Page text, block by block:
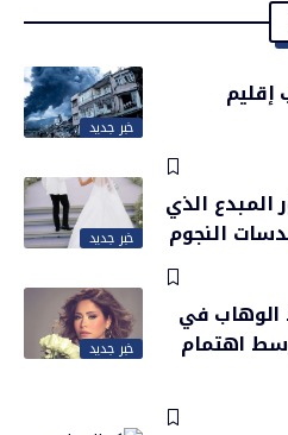
خبر جديد
إقليم
خبر جديد
المبدع الذي
النجوم
خبر جديد
الوهاب في
اهتمام